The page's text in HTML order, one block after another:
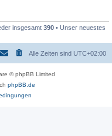
insgesamt 390 • Unser neuestes
Alle Zeiten sind UTC+02:00
© phpBB Limited
phpBB.de